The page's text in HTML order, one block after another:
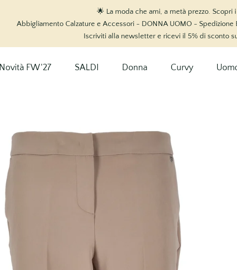
🌟 La moda che ami, a metà prezzo. Scopri
Abbigliamento Calzature e Accessori - DONNA UOMO - Spedizione
Iscriviti alla newsletter e ricevi il 5% di sconto
Novità FW '27 SALDI Donna Curvy